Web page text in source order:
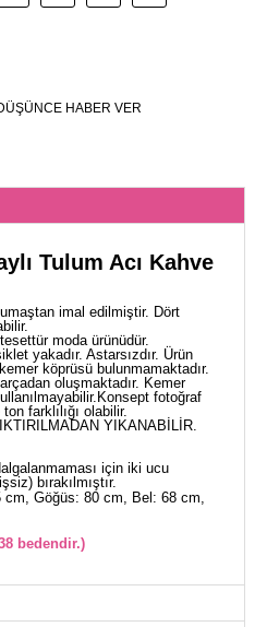
HABER VER
Tulum Acı Kahve
imal edilmiştir. Dört
moda ürünüdür.
yakadır. Astarsızdır. Ürün
köprüsü bulunmamaktadır.
oluşmaktadır. Kemer
fotoğraf
farklılığı olabilir.
YIKANABİLİR.
için iki ucu
bırakılmıştır.
cm, Göğüs: 80 cm, Bel: 68 cm,
bedendir.)